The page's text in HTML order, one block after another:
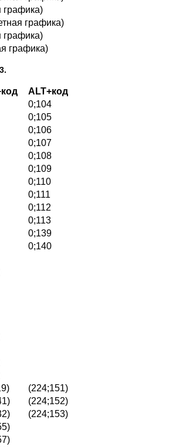
графика)
графика)
графика)
графика)
ALT+код
0;104
0;105
0;106
0;107
0;108
0;109
0;110
0;111
0;112
0;113
0;139
0;140
(224;151)
(224;152)
(224;153)